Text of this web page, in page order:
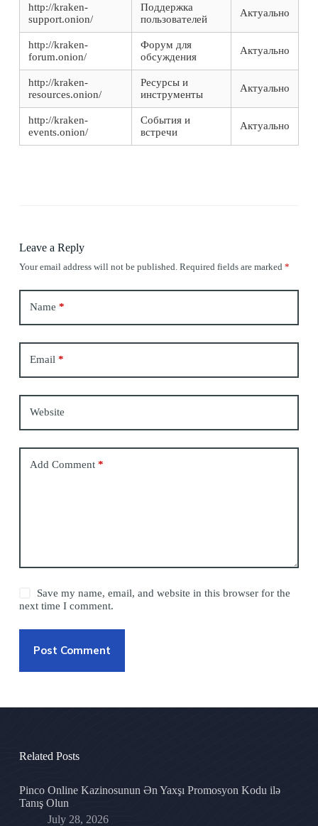
http://kraken-
support.onion/
Поддержка
пользователей
Актуально
http://kraken-
forum.onion/
Форум для
обсуждения
Актуально
http://kraken-
resources.onion/
Ресурсы и
инструменты
Актуально
http://kraken-
events.onion/
События и
встречи
Актуально
Leave a Reply
Your email address will not be published. Required fields are marked *
Name *
Email*
Website
Add Comment*
Save my name, email, and website in this browser for the
next time I comment.
Post Comment
Related Posts
Pinco Online Kazinosunun Ən Yaxşı Promosyon Kodu ilə
Tanış Olun
July 28, 2026